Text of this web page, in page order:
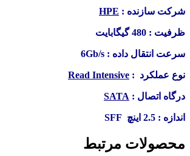
شرکت سازنده : HPE
ظرفیت : 480 گیگابایت
سرعت انتقال داده : 6Gb/s
نوع عملکرد : Read Intensive
درگاه اتصال : SATA
اندازه : 2.5 اینچ SFF
محصولات مرتبط